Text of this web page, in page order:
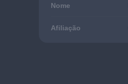
Nome
Afiliação